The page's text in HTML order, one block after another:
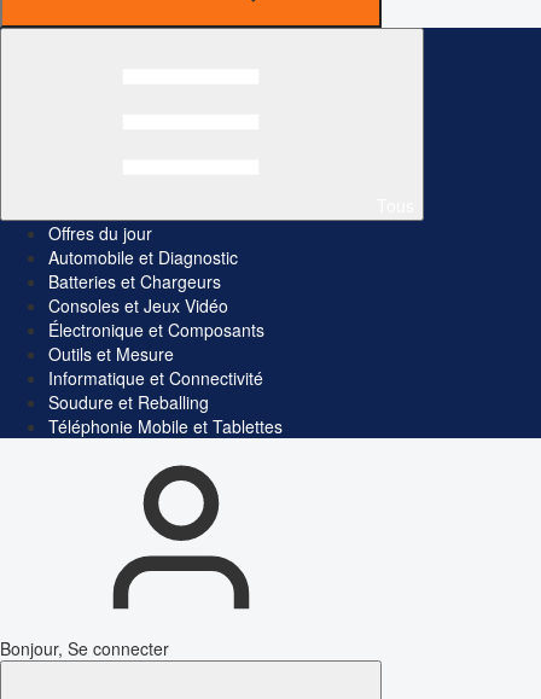
Offres du jour
Automobile et Diagnostic
Batteries et Chargeurs
Consoles et Jeux Vidéo
Électronique et Composants
Outils et Mesure
Informatique et Connectivité
Soudure et Reballing
Téléphonie Mobile et Tablettes
Bonjour, Se connecter